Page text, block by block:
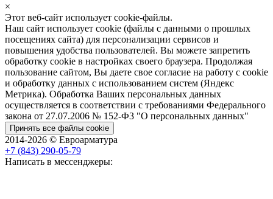
×
Этот веб-сайт использует cookie-файлы.
Наш сайт использует cookie (файлы с данными о прошлых
посещениях сайта) для персонализации сервисов и
повышения удобства пользователей. Вы можете запретить
обработку cookie в настройках своего браузера. Продолжая
пользование сайтом, Вы даете свое согласие на работу с cookie
и обработку данных с использованием систем (Яндекс
Метрика). Обработка Ваших персональных данных
осуществляется в соответствии с требованиями Федерального
закона от 27.07.2006 № 152-Ф3 "О персональных данных"
Принять все файлы cookie
2014-2026 © Евроарматура
+7 (843) 290-05-79
Написать в мессенджеры: